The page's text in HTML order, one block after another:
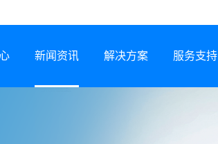
新闻资讯 解决方案 服务支持